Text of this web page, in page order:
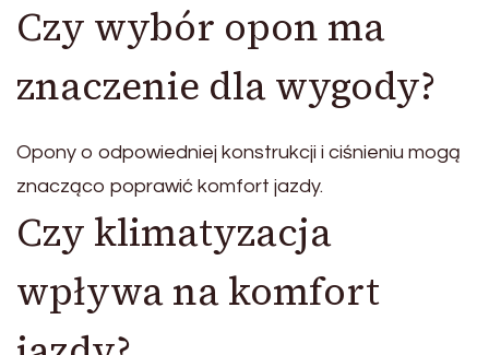
Czy wybór opon ma
znaczenie dla wygody?
Opony o odpowiedniej konstrukcji i ciśnieniu mogą
znacząco poprawić komfort jazdy.
Czy klimatyzacja
wpływa na komfort